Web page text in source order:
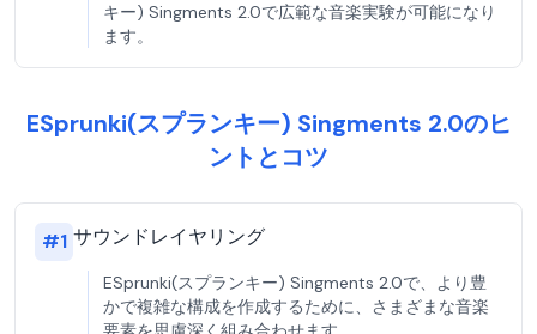
キー) Singments 2.0で広範な音楽実験が可能になり
ます。
ESprunki(スプランキー) Singments 2.0のヒ
ントとコツ
#1 サウンドレイヤリング
ESprunki(スプランキー) Singments 2.0で、より豊
かで複雑な構成を作成するために、さまざまな音楽